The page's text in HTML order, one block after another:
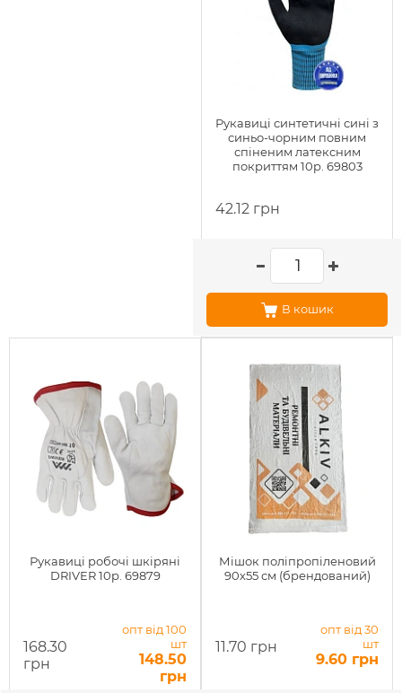
Рукавиці синтетичні сині з
синьо-чорним повним
спіненим латексним
покриттям 10р. 69803
42.12 грн
В кошик
Рукавиці робочі шкіряні
DRIVER 10р. 69879
168.30
грн
опт від 100
шт
148.50
грн
Мішок поліпропіленовий
90х55 см (брендований)
11.70 грн
опт від 30
шт
9.60 грн